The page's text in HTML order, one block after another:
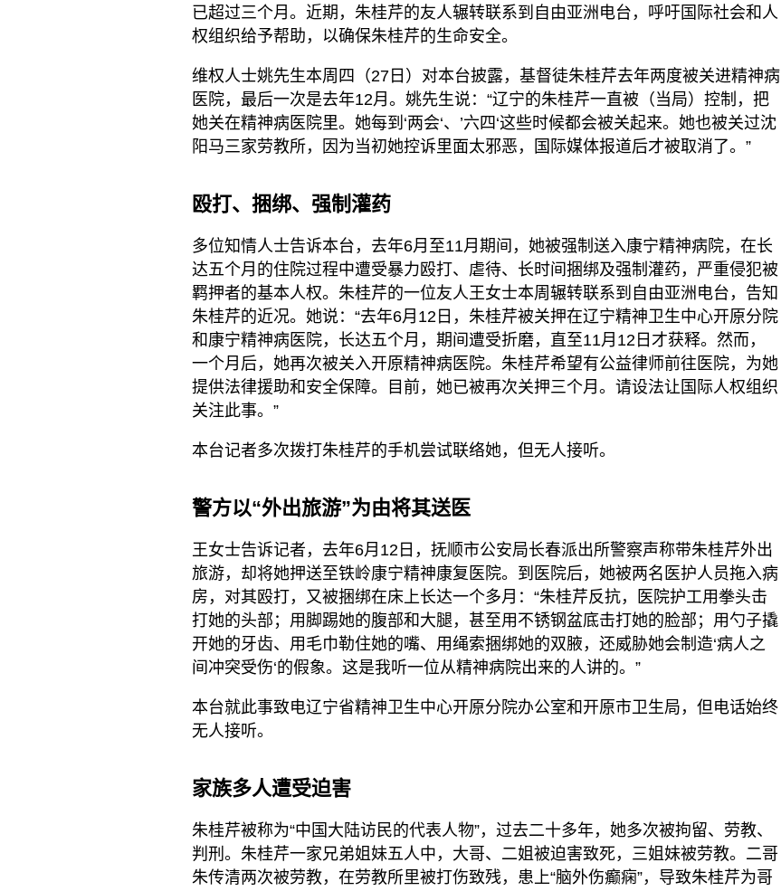
已超过三个月。近期，朱桂芹的友人辗转联系到自由亚洲电台，呼吁国际社会和人
权组织给予帮助，以确保朱桂芹的生命安全。
维权人士姚先生本周四（27日）对本台披露，基督徒朱桂芹去年两度被关进精神病
医院，最后一次是去年12月。姚先生说：“辽宁的朱桂芹一直被（当局）控制，把
她关在精神病医院里。她每到‘两会‘、’六四‘这些时候都会被关起来。她也被关过沈
阳马三家劳教所，因为当初她控诉里面太邪恶，国际媒体报道后才被取消了。”
殴打、捆绑、强制灌药
多位知情人士告诉本台，去年6月至11月期间，她被强制送入康宁精神病院，在长
达五个月的住院过程中遭受暴力殴打、虐待、长时间捆绑及强制灌药，严重侵犯被
羁押者的基本人权。朱桂芹的一位友人王女士本周辗转联系到自由亚洲电台，告知
朱桂芹的近况。她说：“去年6月12日，朱桂芹被关押在辽宁精神卫生中心开原分院
和康宁精神病医院，长达五个月，期间遭受折磨，直至11月12日才获释。然而，
一个月后，她再次被关入开原精神病医院。朱桂芹希望有公益律师前往医院，为她
提供法律援助和安全保障。目前，她已被再次关押三个月。请设法让国际人权组织
关注此事。”
本台记者多次拨打朱桂芹的手机尝试联络她，但无人接听。
警方以“外出旅游”为由将其送医
王女士告诉记者，去年6月12日，抚顺市公安局长春派出所警察声称带朱桂芹外出
旅游，却将她押送至铁岭康宁精神康复医院。到医院后，她被两名医护人员拖入病
房，对其殴打，又被捆绑在床上长达一个多月：“朱桂芹反抗，医院护工用拳头击
打她的头部；用脚踢她的腹部和大腿，甚至用不锈钢盆底击打她的脸部；用勺子撬
开她的牙齿、用毛巾勒住她的嘴、用绳索捆绑她的双腋，还威胁她会制造‘病人之
间冲突受伤‘的假象。这是我听一位从精神病院出来的人讲的。”
本台就此事致电辽宁省精神卫生中心开原分院办公室和开原市卫生局，但电话始终
无人接听。
家族多人遭受迫害
朱桂芹被称为“中国大陆访民的代表人物”，过去二十多年，她多次被拘留、劳教、
判刑。朱桂芹一家兄弟姐妹五人中，大哥、二姐被迫害致死，三姐妹被劳教。二哥
朱传清两次被劳教，在劳教所里被打伤致残，患上“脑外伤癫痫”，导致朱桂芹为哥